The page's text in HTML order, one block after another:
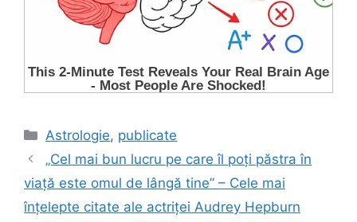
Categorii
Astrologie, publicate
„Cel mai bun lucru pe care îl poți păstra în
viață este omul de lângă tine” – Cele mai
înțelepte citate ale actriței Audrey Hepburn